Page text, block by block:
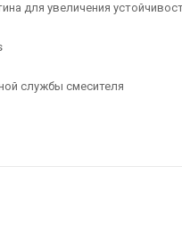
для увеличения
службы смесителя